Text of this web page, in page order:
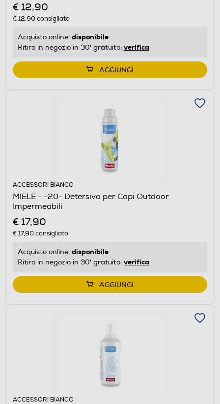
€ 12,90
€ 12,90consigliato
Acquisto online: disponibile
Ritiro in negozio in 30' gratuito: verifica
AGGIUNGI
ACCESSORI BIANCO
MIELE - -20- Detersivo per Capi Outdoor
Impermeabili
€ 17,90
€ 17,90consigliato
Acquisto online: disponibile
Ritiro in negozio in 30' gratuito: verifica
AGGIUNGI
ACCESSORI BIANCO